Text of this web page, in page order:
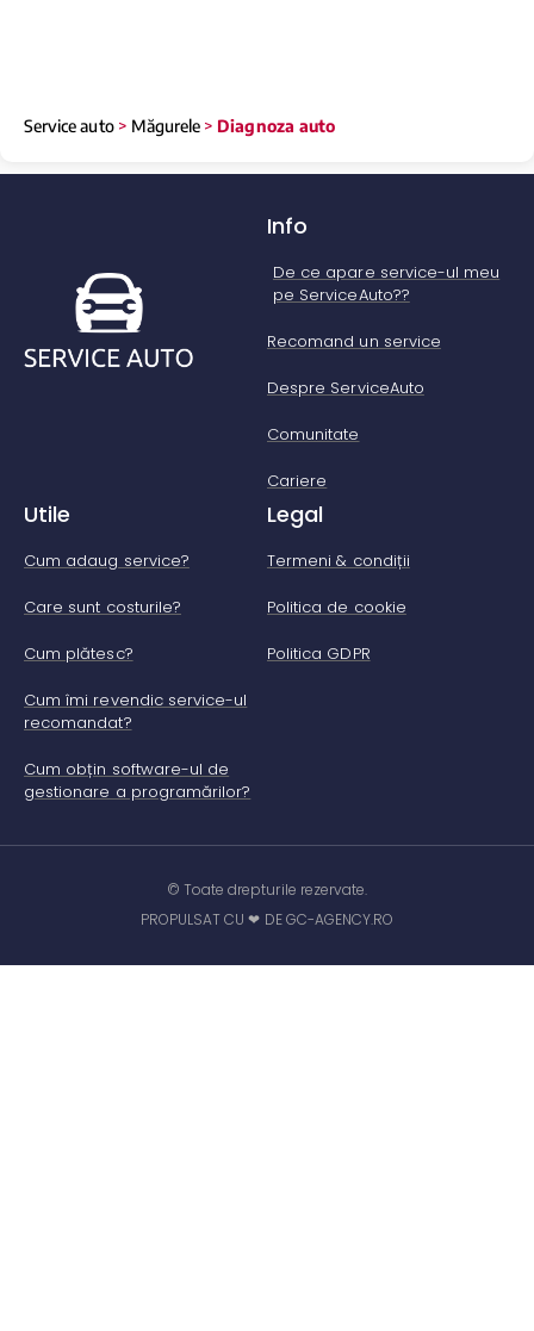
Service auto> Măgurele > Diagnoza auto
Info
De ce apare service-ul meu
pe ServiceAuto??
Recomand un service
Despre ServiceAuto
Comunitate
Cariere
Utile
Cum adaug service?
Care sunt costurile?
Cum plătesc?
Cum îmi revendic service-ul
recomandat?
Cum obțin software-ul de
gestionare a programărilor?
Legal
Termeni & condiții
Politica de cookie
Politica GDPR
© Toate drepturile rezervate.
PROPULSAT CU ❤ DE GC-AGENCY.RO